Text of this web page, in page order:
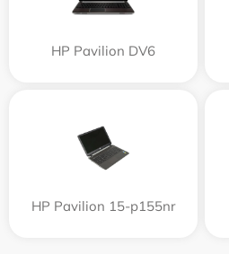
HP Pavilion DV6
HP Pavilion 15-p155nr